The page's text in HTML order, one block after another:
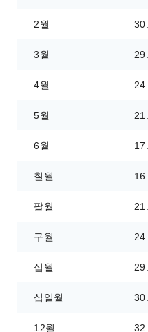
2월
3월
4월
5월
6월
칠월
팔월
구월
십월
십일월
12월